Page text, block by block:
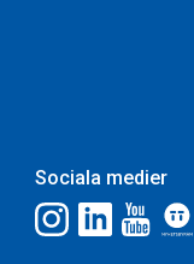
Sociala medier